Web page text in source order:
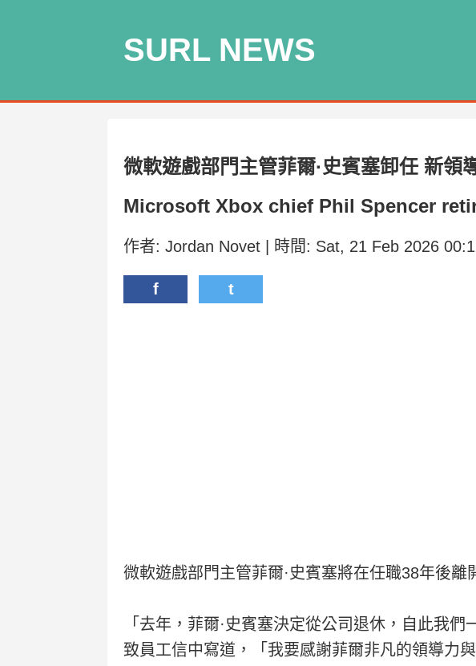
SURL NEWS
微軟遊戲部門主管菲爾·史賓塞卸任 新領
Microsoft Xbox chief Phil Spencer
作者: Jordan Novet | 時間: Sat, 21 Feb 2026
f t
微軟遊戲部門主管菲爾·史賓塞將在任職38年後
「去年，菲爾·史賓塞決定從公司退休，自此我
致員工信中寫道，「我要感謝菲爾非凡的領導力與